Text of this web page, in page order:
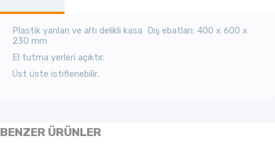
Plastik yanları ve altı delikli kasa Dış ebatları: 400 x 600 x
230 mm
El tutma yerleri açıktır.
Üst üste istiflenebilir.
BENZER ÜRÜNLER